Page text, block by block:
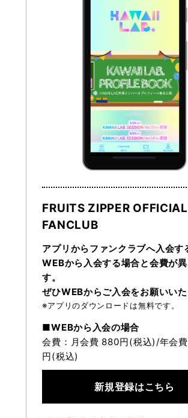
FRUITS ZIPPER OFFICIAL
FANCLUB
アプリからファンクラブへ入会す
WEBから入会する場合と会費が
す。
ぜひWEBからご入会をお願いいた
※アプリのダウンロードは無料です。
■WEBから入会の場合
会費：月会費 880円(税込)/年会
円(税込)
新規登録はこちら